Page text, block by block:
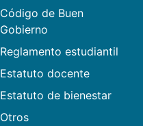
Código de Buen
Gobierno
Reglamento estudiantil
Estatuto docente
Estatuto de bienestar
Otros